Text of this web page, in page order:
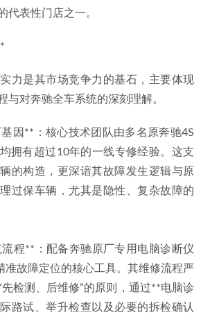
代表性门店之一。
力是其市场竞争力的基石，主要体现
与对奔驰全车系统的深刻理解。
因**：核心技术团队由多名原奔驰4S
拥有超过10年的一线专修经验。这支
的构造，更深谙其故障发生逻辑与原
过保车辆，尤其是隐性、复杂故障的
程**：配备奔驰原厂专用电脑诊断仪
准故障定位的核心工具。其维修流程严
检测、后维修”的原则，通过**电脑诊
路试、举升检查以及必要的拆检确认